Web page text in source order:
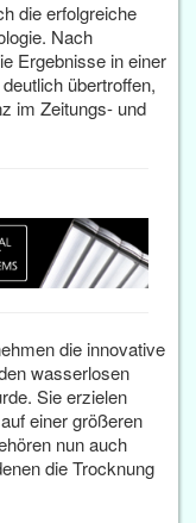
die erfolgreiche
Nach
Ergebnisse in einer
übertroffen,
im Zeitungs- und
die innovative
wasserlosen
Sie erzielen
einer größeren
nun auch
die Trocknung